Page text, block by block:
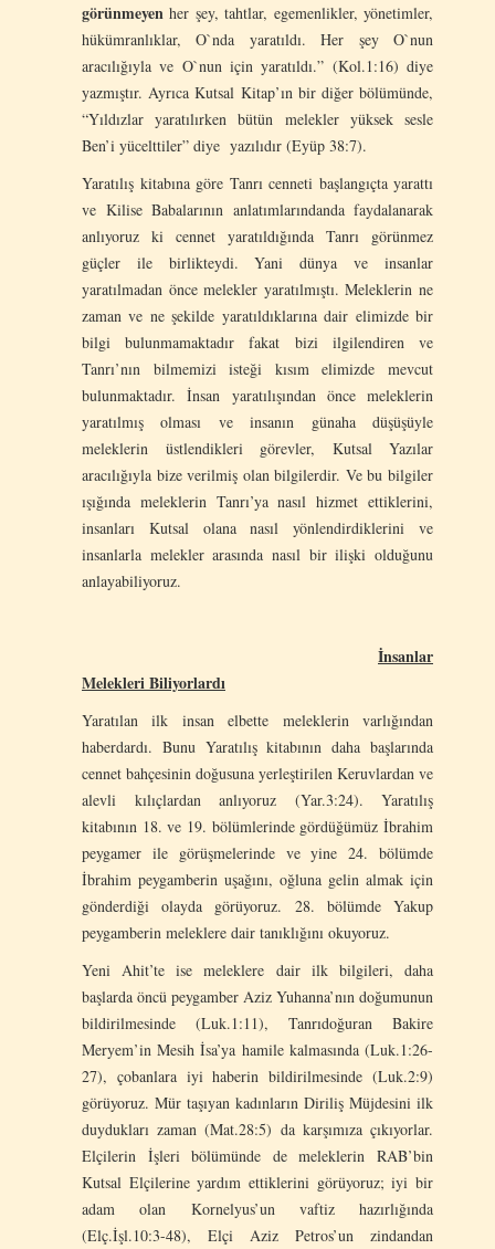
görünmeyen her şey, tahtlar, egemenlikler, yönetimler,
hükümranlıklar, O`nda yaratıldı. Her şey O`nun
aracılığıyla ve O`nun için yaratıldı.” (Kol.1:16) diye
yazmıştır. Ayrıca Kutsal Kitap’ın bir diğer bölümünde,
“Yıldızlar yaratılırken bütün melekler yüksek sesle
Ben’i yücelttiler” diye yazılıdır (Eyüp 38:7).
Yaratılış kitabına göre Tanrı cenneti başlangıçta yarattı
ve Kilise Babalarının anlatımlarındanda faydalanarak
anlıyoruz ki cennet yaratıldığında Tanrı görünmez
güçler ile birlikteydi. Yani dünya ve insanlar
yaratılmadan önce melekler yaratılmıştı. Meleklerin ne
zaman ve ne şekilde yaratıldıklarına dair elimizde bir
bilgi bulunmamaktadır fakat bizi ilgilendiren ve
Tanrı’nın bilmemizi isteği kısım elimizde mevcut
bulunmaktadır. İnsan yaratılışından önce meleklerin
yaratılmış olması ve insanın günaha düşüşüyle
meleklerin üstlendikleri görevler, Kutsal Yazılar
aracılığıyla bize verilmiş olan bilgilerdir. Ve bu bilgiler
ışığında meleklerin Tanrı’ya nasıl hizmet ettiklerini,
insanları Kutsal olana nasıl yönlendirdiklerini ve
insanlarla melekler arasında nasıl bir ilişki olduğunu
anlayabiliyoruz.
İnsanlar
Melekleri Biliyorlardı
Yaratılan ilk insan elbette meleklerin varlığından
haberdardı. Bunu Yaratılış kitabının daha başlarında
cennet bahçesinin doğusuna yerleştirilen Keruvlardan ve
alevli kılıçlardan anlıyoruz (Yar.3:24). Yaratılış
kitabının 18. ve 19. bölümlerinde gördüğümüz İbrahim
peygamer ile görüşmelerinde ve yine 24. bölümde
İbrahim peygamberin uşağını, oğluna gelin almak için
gönderdiği olayda görüyoruz. 28. bölümde Yakup
peygamberin meleklere dair tanıklığını okuyoruz.
Yeni Ahit’te ise meleklere dair ilk bilgileri, daha
başlarda öncü peygamber Aziz Yuhanna’nın doğumunun
bildirilmesinde (Luk.1:11), Tanrıdoğuran Bakire
Meryem’in Mesih İsa’ya hamile kalmasında (Luk.1:26-
27), çobanlara iyi haberin bildirilmesinde (Luk.2:9)
görüyoruz. Mür taşıyan kadınların Diriliş Müjdesini ilk
duydukları zaman (Mat.28:5) da karşımıza çıkıyorlar.
Elçilerin İşleri bölümünde de meleklerin RAB’bin
Kutsal Elçilerine yardım ettiklerini görüyoruz; iyi bir
adam olan Kornelyus’un vaftiz hazırlığında
(Elç.İşl.10:3-48), Elçi Aziz Petros’un zindandan